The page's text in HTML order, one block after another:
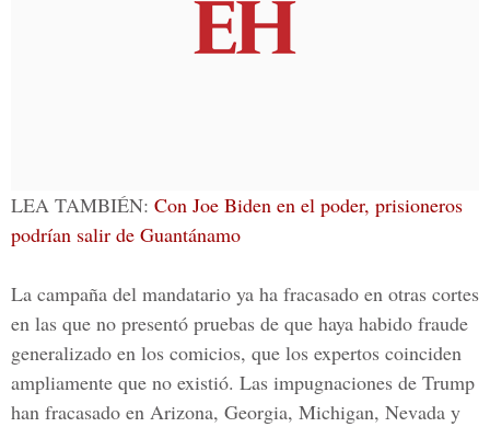
LEA TAMBIÉN: Con Joe Biden en el poder, prisioneros
podrían salir de Guantánamo
La campaña del mandatario ya ha fracasado en otras cortes
en las que no presentó pruebas de que haya habido fraude
generalizado en los comicios, que los expertos coinciden
ampliamente que no existió. Las impugnaciones de Trump
han fracasado en Arizona, Georgia, Michigan, Nevada y